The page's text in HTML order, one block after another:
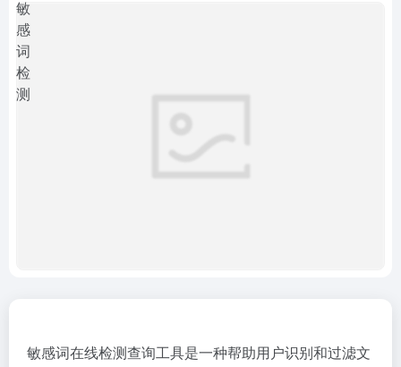
敏感词在线检测查询工具是一种帮助用户识别和过滤文